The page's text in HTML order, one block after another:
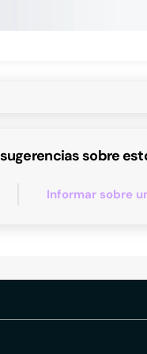
sobre
Informar sobre